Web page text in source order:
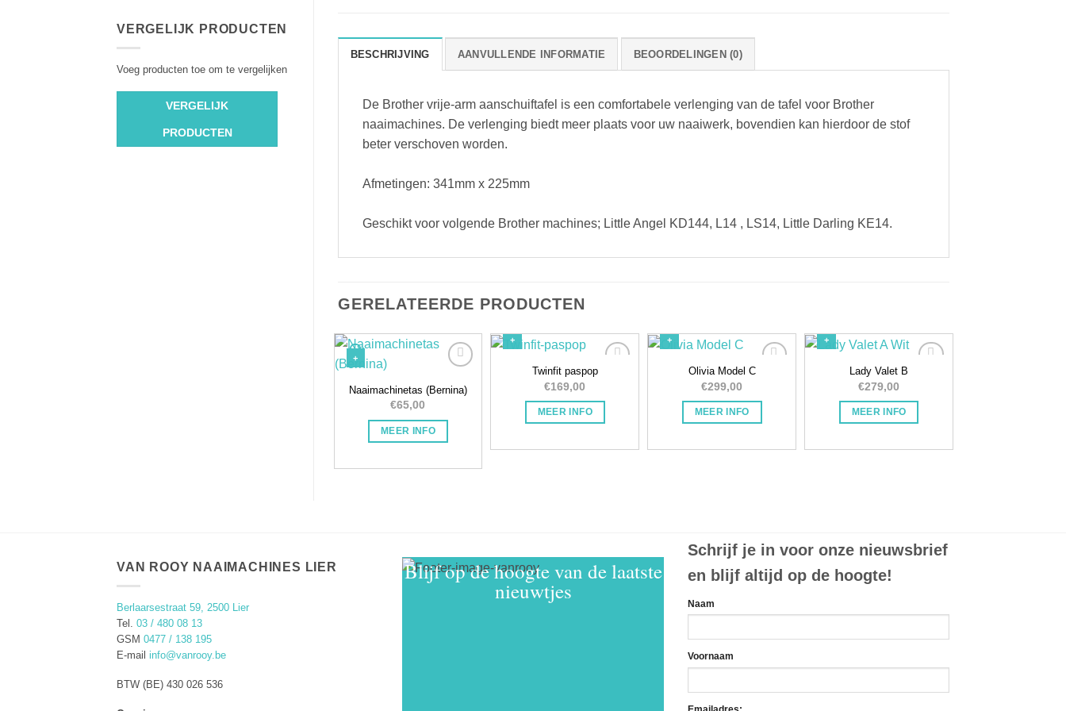
VERGELIJK PRODUCTEN
Voeg producten toe om te vergelijken
VERGELIJK
PRODUCTEN
BESCHRIJVING AANVULLENDE INFORMATIE BEOORDELINGEN (0)
De Brother vrije-arm aanschuiftafel is een comfortabele verlenging van de tafel voor Brother
naaimachines. De verlenging biedt meer plaats voor uw naaiwerk, bovendien kan hierdoor de stof
beter verschoven worden.
Afmetingen: 341mm x 225mm
Geschikt voor volgende Brother machines; Little Angel KD144, L14 , LS14, Little Darling KE14.
GERELATEERDE PRODUCTEN
aan
verlanglijstje
+
Naaimachinetas (Bernina)
€65,00
MEER INFO
Toevoegen
verlanglijstje
+
Dit product heeft meerdere variaties. Deze optie kan gekozen worden op de productpagina
Twinfit paspop
€169,00
MEER INFO
Toevoegen
verlanglijstje
+
Olivia Model C
€299,00
MEER INFO
Toevoegen
verlanglijstje
+
Lady Valet B
€279,00
MEER INFO
VAN ROOY NAAIMACHINES LIER
Berlaarsestraat 59, 2500 Lier
Tel. 03 / 480 08 13
GSM 0477 / 138 195
E-mail info@vanrooy.be
BTW (BE) 430 026 536
Blijf op de hoogte van de laatste
nieuwtjes
Schrijf je in voor onze nieuwsbrief
en blijf altijd op de hoogte!
Naam
Voornaam